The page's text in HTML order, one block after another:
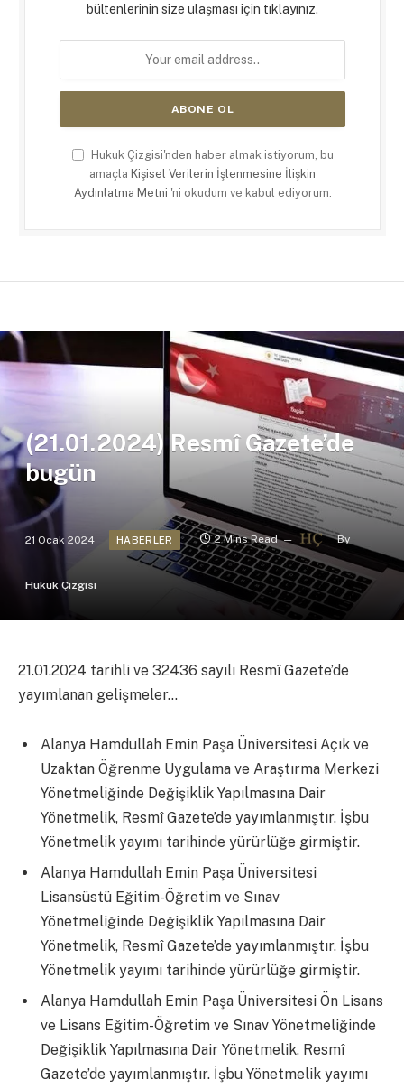
bültenlerinin size ulaşması için tıklayınız.
Hukuk Çizgisi'nden haber almak istiyorum, bu
amaçla Kişisel Verilerin İşlenmesine İlişkin
Aydınlatma Metni 'ni okudum ve kabul ediyorum.
(21.01.2024) Resmî Gazete’de
bugün
21 Ocak 2024 HABERLER 2 Mins Read By
Hukuk Çizgisi
21.01.2024 tarihli ve 32436 sayılı Resmî Gazete’de
yayımlanan gelişmeler…
Alanya Hamdullah Emin Paşa Üniversitesi Açık ve
Uzaktan Öğrenme Uygulama ve Araştırma Merkezi
Yönetmeliğinde Değişiklik Yapılmasına Dair
Yönetmelik, Resmî Gazete’de yayımlanmıştır. İşbu
Yönetmelik yayımı tarihinde yürürlüğe girmiştir.
Alanya Hamdullah Emin Paşa Üniversitesi
Lisansüstü Eğitim-Öğretim ve Sınav
Yönetmeliğinde Değişiklik Yapılmasına Dair
Yönetmelik, Resmî Gazete’de yayımlanmıştır. İşbu
Yönetmelik yayımı tarihinde yürürlüğe girmiştir.
Alanya Hamdullah Emin Paşa Üniversitesi Ön Lisans
ve Lisans Eğitim-Öğretim ve Sınav Yönetmeliğinde
Değişiklik Yapılmasına Dair Yönetmelik, Resmî
Gazete’de yayımlanmıştır. İşbu Yönetmelik yayımı